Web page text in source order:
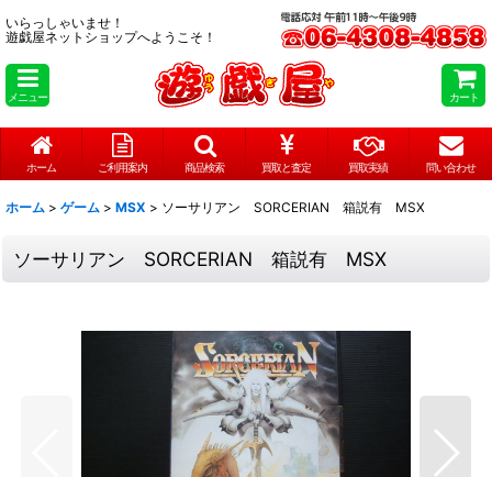
いらっしゃいませ！
遊戯屋ネットショップへようこそ！
メニュー カート
ホーム ご利用案内 商品検索 買取と査定 買取実績 問い合わせ
ホーム > ゲーム > MSX > ソーサリアン SORCERIAN 箱説有 MSX
ソーサリアン SORCERIAN 箱説有 MSX